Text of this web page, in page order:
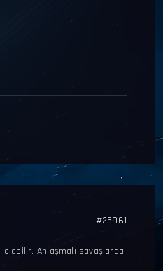
#25961
Anlaşmalı savaşlarda